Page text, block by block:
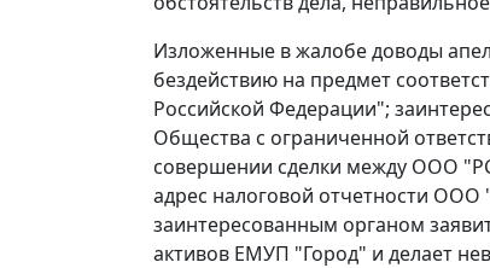
Изложенные в жалобе доводы
бездействию на предмет
Российской Федерации";
Общества с ограниченной
совершении сделки между ООО
адрес налоговой отчетности ООО
заинтересованным органом
активов ЕМУП "Город" и делает